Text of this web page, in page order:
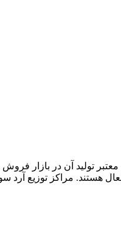
تولید آن در بازار
هستند. مراکز توزیع